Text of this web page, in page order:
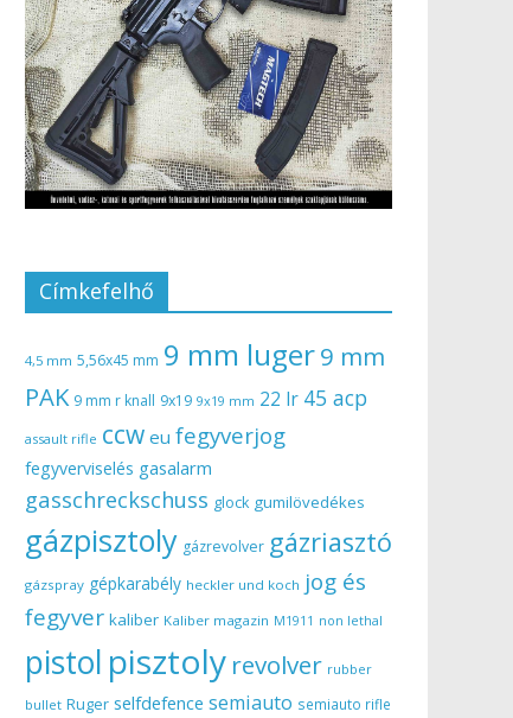
Címkefelhő
4,5 mm 5,56x45 mm 9 mm luger9 mm
PAK 9 mm r knall 9x19 9x19 mm 22 lr 45 acp
assault rifle ccw eu fegyverjog
fegyverviselés gasalarm
gasschreckschuss glock gumilövedékes
gázpisztoly gázrevolver gázriasztó
gázspray gépkarabély heckler und koch jog és
fegyver kaliber Kaliber magazin M1911 non lethal
pistol pisztoly revolver rubber
bullet Ruger selfdefence semiauto semiauto rifle